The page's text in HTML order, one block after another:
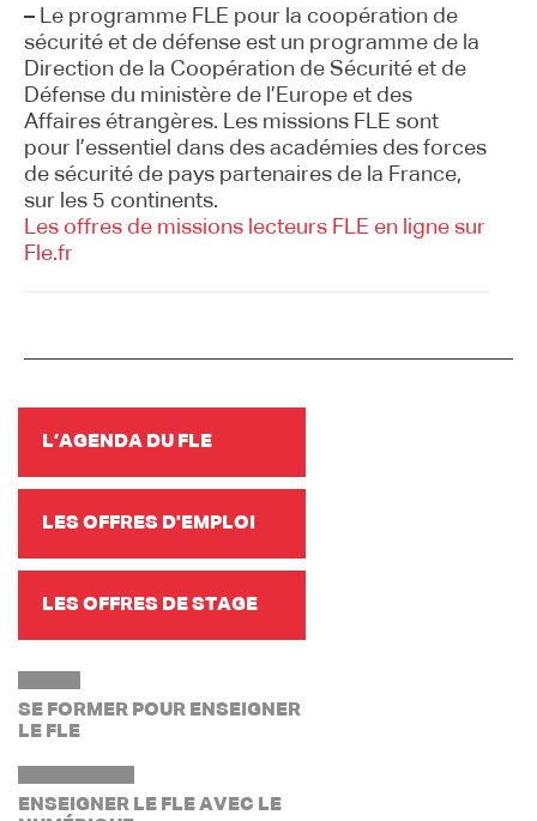
– Le programme FLE pour la coopération de
sécurité et de défense est un programme de la
Direction de la Coopération de Sécurité et de
Défense du ministère de l’Europe et des
Affaires étrangères. Les missions FLE sont
pour l’essentiel dans des académies des forces
de sécurité de pays partenaires de la France,
sur les 5 continents.
Les offres de missions lecteurs FLE en ligne sur
Fle.fr
L’AGENDA DU FLE
LES OFFRES D'EMPLOI
LES OFFRES DE STAGE
SE FORMER POUR ENSEIGNER
LE FLE
ENSEIGNER LE FLE AVEC LE